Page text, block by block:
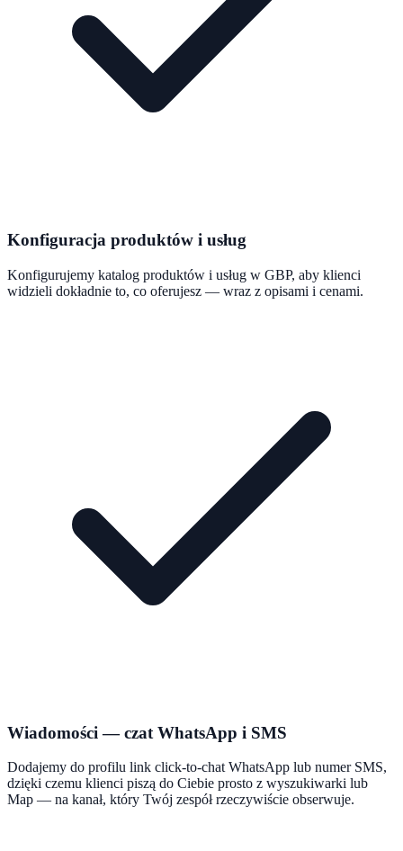
Konfiguracja produktów i usług
Konfigurujemy katalog produktów i usług w GBP, aby klienci
widzieli dokładnie to, co oferujesz — wraz z opisami i cenami.
Wiadomości — czat WhatsApp i SMS
Dodajemy do profilu link click-to-chat WhatsApp lub numer SMS,
dzięki czemu klienci piszą do Ciebie prosto z wyszukiwarki lub
Map — na kanał, który Twój zespół rzeczywiście obserwuje.